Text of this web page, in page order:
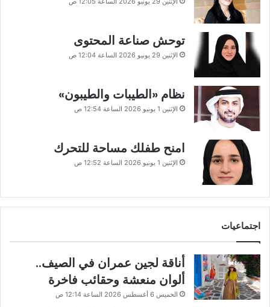
توحش صناعة المحتوى
الإثنين 29 يونيو 2026 الساعة 12:04 ص
نظام «الطيبات والطيبون»
الإثنين 1 يونيو 2026 الساعة 12:54 ص
امنح طفلك مساحة للتحرك
الإثنين 1 يونيو 2026 الساعة 12:52 ص
اجتماعيات
أناقة لجين عمران في الصيف..
ألوان منعشة وحقائب فاخرة
الخميس 6 أغسطس 2026 الساعة 12:14 ص